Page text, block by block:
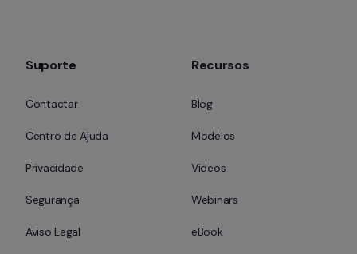
Suporte
Contactar
Centro de Ajuda
Privacidade
Segurança
Aviso Legal
Recursos
Blog
Modelos
Vídeos
Webinars
eBook